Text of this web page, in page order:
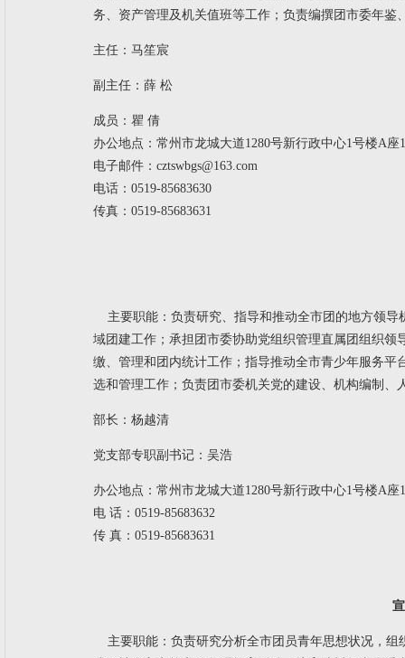
务、资产管理及机关值班等工作；负责编撰团市委年
主任： 马笙宸
副主任：薛 松
成员：瞿 倩
办公地点：常州市龙城大道1280号新行政中心1号楼A座
电子邮件：cztswbgs@163.com
电话：0519-85683630
传真：0519-85683631
主要职能： 负责研究、指导和推动全市团的地方领
域团建工作；承担团市委协助党组织管理直属团组织
缴、管理和团内统计工作；指导推动全市青少年服务
选和管理工作；负责团市委机关党的建设、机构编制、
部长：杨越清
党支部专职副书记：吴浩
办公地点：常州市龙城大道1280号新行政中心1号楼A座
电 话：0519-85683632
传 真：0519-85683631
主要职能： 负责研究分析全市团员青年思想状况，